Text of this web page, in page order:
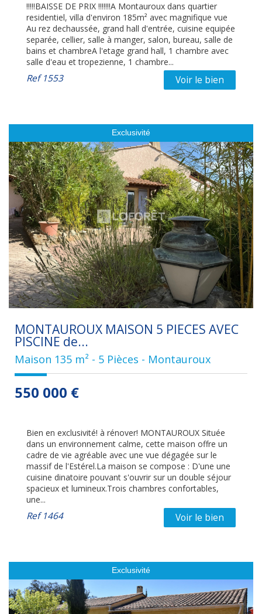
!!!!!BAISSE DE PRIX !!!!!!!A Montauroux dans quartier
residentiel, villa d'environ 185m² avec magnifique vue
Au rez dechaussée, grand hall d'entrée, cuisine equipée
separée, cellier, salle à manger, salon, bureau, salle de
bains et chambreA l'etage grand hall, 1 chambre avec
salle d'eau et tropezienne, 1 chambre...
Ref1553 Voir le bien
Exclusivité
MONTAUROUX MAISON 5 PIECES AVEC
PISCINE de...
Maison 135 m² - 5 Pièces - Montauroux
550 000 €
Bien en exclusivité! à rénover! MONTAUROUX Située
dans un environnement calme, cette maison offre un
cadre de vie agréable avec une vue dégagée sur le
massif de l'Estérel.La maison se compose : D'une une
cuisine dinatoire pouvant s'ouvrir sur un double séjour
spacieux et lumineux.Trois chambres confortables,
une...
Ref1464 Voir le bien
Exclusivité